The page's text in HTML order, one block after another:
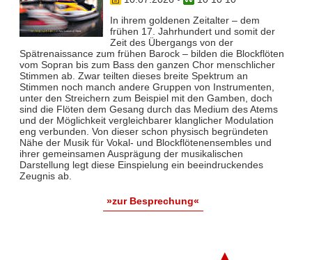
In ihrem goldenen Zeitalter – dem
frühen 17. Jahrhundert und somit der
Zeit des Übergangs von der
Spätrenaissance zum frühen Barock – bilden die Blockflöten
vom Sopran bis zum Bass den ganzen Chor menschlicher
Stimmen ab. Zwar teil­ten dieses breite Spektrum an
Stimmen noch manch andere Gruppen von Instrumenten,
unter den Streichern zum Bei­spiel mit den Gamben, doch
sind die Flöten dem Gesang durch das Medium des Atems
und der Möglichkeit vergleich­barer klanglicher Modulation
eng verbunden. Von dieser schon physisch begründeten
Nähe der Musik für Vokal- und Blockflö­tenensembles und
ihrer gemeinsamen Ausprägung der musikalischen
Darstellung legt diese Einspielung ein beeindruckendes
Zeugnis ab.
»zur Besprechung«